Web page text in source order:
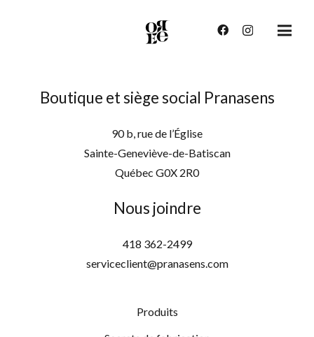
Boutique et siège social Pranasens
90 b, rue de l’Église
Sainte-Geneviève-de-Batiscan
Québec G0X 2R0
Nous joindre
418 362-2499
serviceclient@pranasens.com
Produits